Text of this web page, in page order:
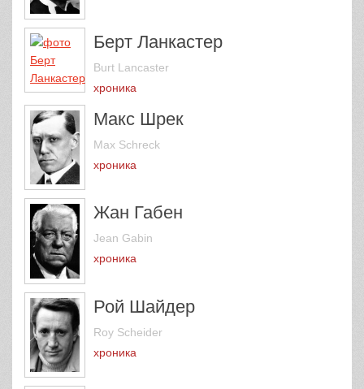
Берт Ланкастер
Burt Lancaster
хроника
Макс Шрек
Max Schreck
хроника
Жан Габен
Jean Gabin
хроника
Рой Шайдер
Roy Scheider
хроника